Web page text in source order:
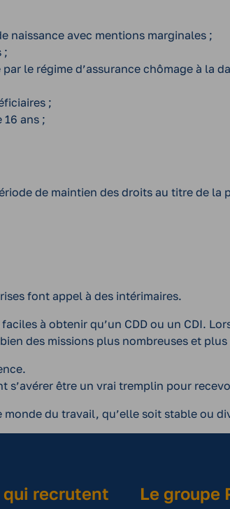
naissance avec mentions marginales ;
;
le régime d’assurance chômage à la
;
ans ;
de maintien des droits au titre de
font appel à des intérimaires.
à obtenir qu’un CDD ou un CDI.
des missions plus nombreuses et
s’avérer être un vrai tremplin pour
du travail, qu’elle soit stable ou
qui recrutent Le groupe